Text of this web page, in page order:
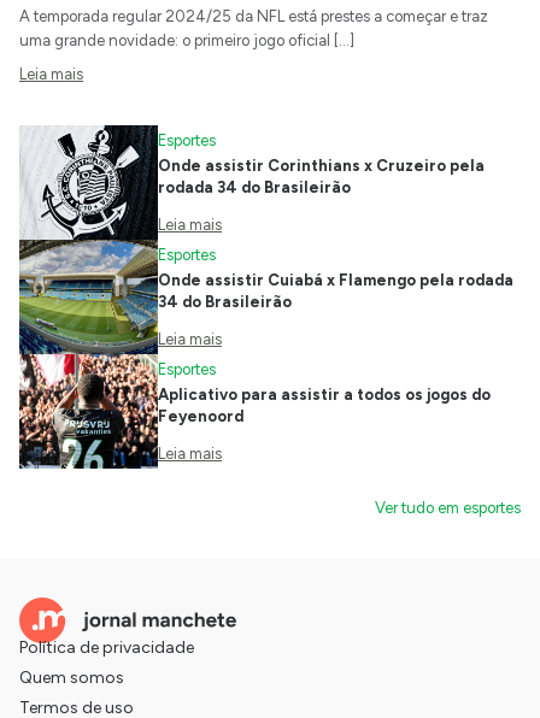
A temporada regular 2024/25 da NFL está prestes a começar e traz
uma grande novidade: o primeiro jogo oficial […]
Leia mais
Esportes
Onde assistir Corinthians x Cruzeiro pela
rodada 34 do Brasileirão
Leia mais
Esportes
Onde assistir Cuiabá x Flamengo pela rodada
34 do Brasileirão
Leia mais
Esportes
Aplicativo para assistir a todos os jogos do
Feyenoord
Leia mais
Ver tudo em esportes
Política de privacidade
Quem somos
Termos de uso